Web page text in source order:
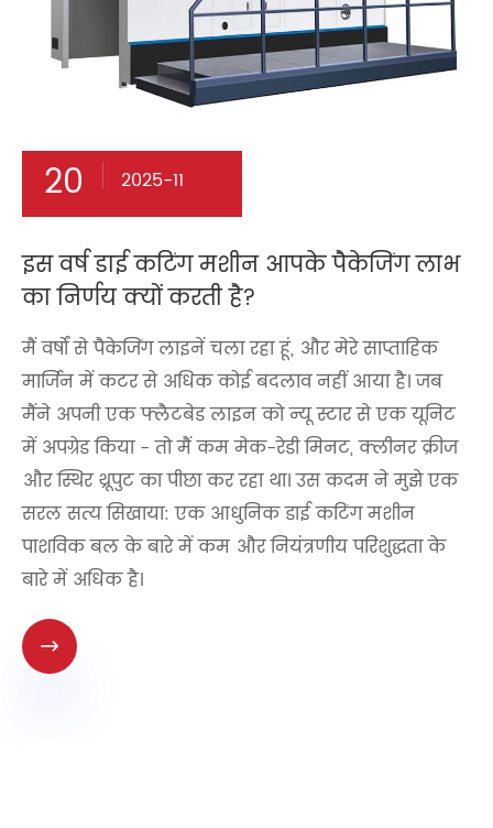
20 2025-11
इस वर्ष डाई कटिंग मशीन आपके पैकेजिंग लाभ
का निर्णय क्यों करती है?
मैं वर्षों से पैकेजिंग लाइनें चला रहा हूं, और मेरे साप्ताहिक
मार्जिन में कटर से अधिक कोई बदलाव नहीं आया है। जब
मैंने अपनी एक फ्लैटबेड लाइन को न्यू स्टार से एक यूनिट
में अपग्रेड किया - तो मैं कम मेक-रेडी मिनट, क्लीनर क्रीज
और स्थिर थ्रूपुट का पीछा कर रहा था। उस कदम ने मुझे एक
सरल सत्य सिखाया: एक आधुनिक डाई कटिंग मशीन
पाशविक बल के बारे में कम और नियंत्रणीय परिशुद्धता के
बारे में अधिक है।
